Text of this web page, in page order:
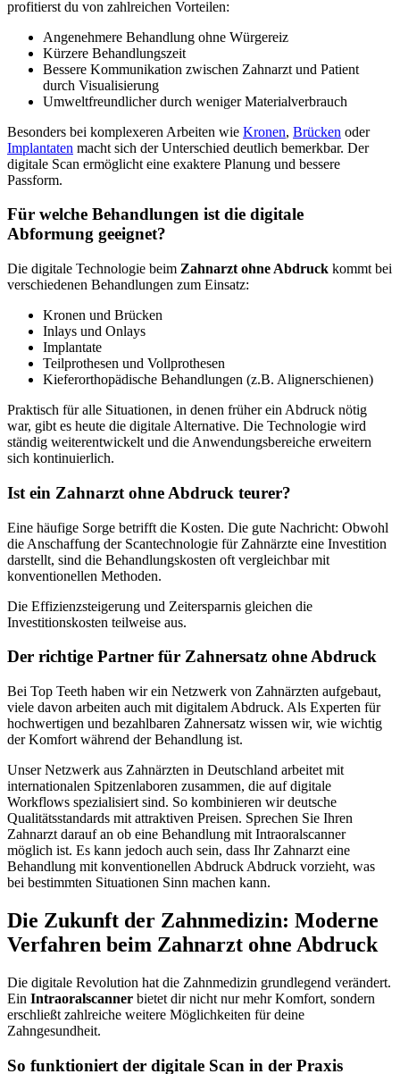
profitierst du von zahlreichen Vorteilen:
Angenehmere Behandlung ohne Würgereiz
Kürzere Behandlungszeit
Bessere Kommunikation zwischen Zahnarzt und Patient
durch Visualisierung
Umweltfreundlicher durch weniger Materialverbrauch
Besonders bei komplexeren Arbeiten wie Kronen, Brücken oder
Implantaten macht sich der Unterschied deutlich bemerkbar. Der
digitale Scan ermöglicht eine exaktere Planung und bessere
Passform.
Für welche Behandlungen ist die digitale
Abformung geeignet?
Die digitale Technologie beim Zahnarzt ohne Abdruck kommt bei
verschiedenen Behandlungen zum Einsatz:
Kronen und Brücken
Inlays und Onlays
Implantate
Teilprothesen und Vollprothesen
Kieferorthopädische Behandlungen (z.B. Alignerschienen)
Praktisch für alle Situationen, in denen früher ein Abdruck nötig
war, gibt es heute die digitale Alternative. Die Technologie wird
ständig weiterentwickelt und die Anwendungsbereiche erweitern
sich kontinuierlich.
Ist ein Zahnarzt ohne Abdruck teurer?
Eine häufige Sorge betrifft die Kosten. Die gute Nachricht: Obwohl
die Anschaffung der Scantechnologie für Zahnärzte eine Investition
darstellt, sind die Behandlungskosten oft vergleichbar mit
konventionellen Methoden.
Die Effizienzsteigerung und Zeitersparnis gleichen die
Investitionskosten teilweise aus.
Der richtige Partner für Zahnersatz ohne Abdruck
Bei Top Teeth haben wir ein Netzwerk von Zahnärzten aufgebaut,
viele davon arbeiten auch mit digitalem Abdruck. Als Experten für
hochwertigen und bezahlbaren Zahnersatz wissen wir, wie wichtig
der Komfort während der Behandlung ist.
Unser Netzwerk aus Zahnärzten in Deutschland arbeitet mit
internationalen Spitzenlaboren zusammen, die auf digitale
Workflows spezialisiert sind. So kombinieren wir deutsche
Qualitätsstandards mit attraktiven Preisen. Sprechen Sie Ihren
Zahnarzt darauf an ob eine Behandlung mit Intraoralscanner
möglich ist. Es kann jedoch auch sein, dass Ihr Zahnarzt eine
Behandlung mit konventionellen Abdruck Abdruck vorzieht, was
bei bestimmten Situationen Sinn machen kann.
Die Zukunft der Zahnmedizin: Moderne
Verfahren beim Zahnarzt ohne Abdruck
Die digitale Revolution hat die Zahnmedizin grundlegend verändert.
Ein Intraoralscanner bietet dir nicht nur mehr Komfort, sondern
erschließt zahlreiche weitere Möglichkeiten für deine
Zahngesundheit.
So funktioniert der digitale Scan in der Praxis